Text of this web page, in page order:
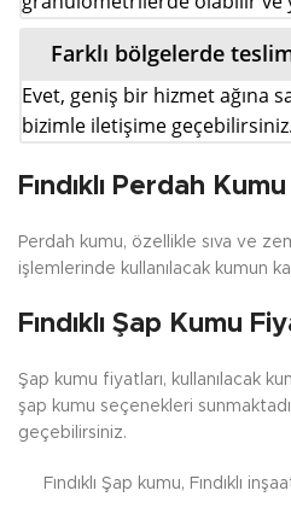
Farklı bölgelerde
Evet, geniş bir hizmet ağına
bizimle iletişime geçebilirsiniz.
Fındıklı Perdah Kumu
Perdah kumu, özellikle sıva ve
işlemlerinde kullanılacak kumun
Fındıklı Şap Kumu
Şap kumu fiyatları, kullanılacak
şap kumu seçenekleri
geçebilirsiniz.
Fındıklı Şap kumu, Fındıklı